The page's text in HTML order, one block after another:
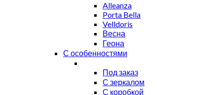
Alleanza
Porta Bella
Velldoris
Весна
Геона
С особенностями
Под заказ
С зеркалом
С коробкой